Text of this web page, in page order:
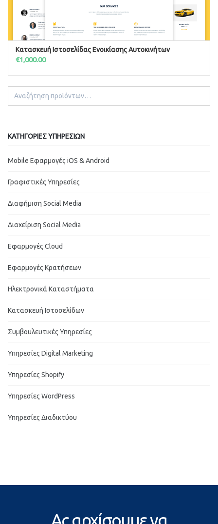
ΠΡΟΣΘΉΚΗ ΣΤΟ ΚΑΛΆΘΙ
Κατασκευή Ιστοσελίδας Ενοικίασης Αυτοκινήτων
€1,000.00
ΚΑΤΗΓΟΡΊΕΣ ΥΠΗΡΕΣΙΏΝ
Mobile Εφαρμογές iOS & Android
Γραφιστικές Υπηρεσίες
Διαφήμιση Social Media
Διαχείριση Social Media
Εφαρμογές Cloud
Εφαρμογές Κρατήσεων
Ηλεκτρονικά Καταστήματα
Κατασκευή Ιστοσελίδων
Συμβουλευτικές Υπηρεσίες
Υπηρεσίες Digital Marketing
Υπηρεσίες Shopify
Υπηρεσίες WordPress
Υπηρεσίες Διαδικτύου
Ας αρχίσουμε να